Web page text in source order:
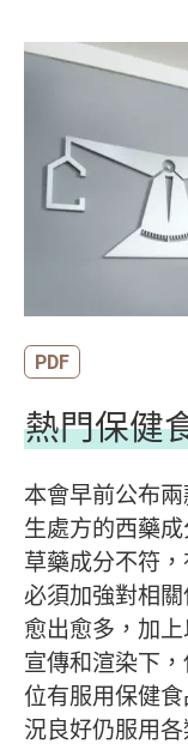
PDF
熱門保健
本會早前公布
生處方的西藥
草藥成分不符
必須加強對相
愈出愈多，加
宣傳和渲染下
位有服用保健
況良好仍服用